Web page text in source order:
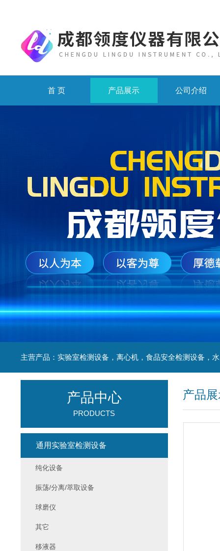
首 页 产品展示 公司介绍
产品
产品中心
PRODUCTS
通用实验室检测设备
纯化设备
振荡/分离/萃取设备
球磨仪
其它
移液器